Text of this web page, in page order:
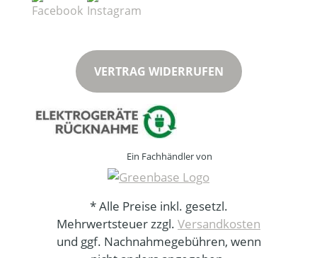
VERTRAG WIDERRUFEN
Ein Fachhändler von
* Alle Preise inkl. gesetzl.
Mehrwertsteuer zzgl. Versandkosten
und ggf. Nachnahmegebühren, wenn